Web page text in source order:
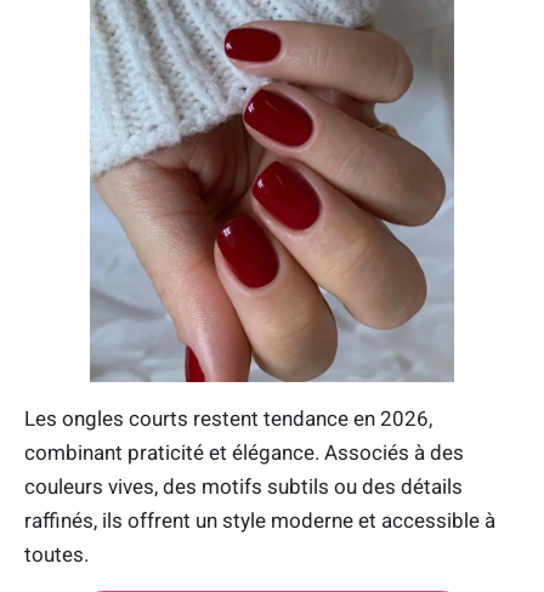
Les ongles courts restent tendance en 2026,
combinant praticité et élégance. Associés à des
couleurs vives, des motifs subtils ou des détails
raffinés, ils offrent un style moderne et accessible à
toutes.